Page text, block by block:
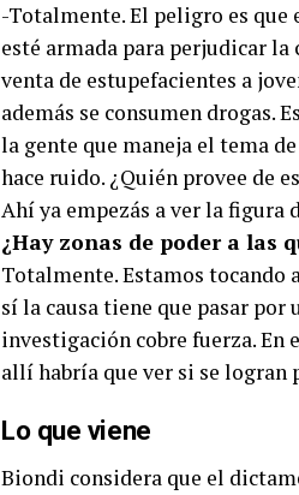
-Totalmente. El peligro es
esté armada para perjudicar la
venta de estupefacientes a
además se consumen drogas.
la gente que maneja el tema
hace ruido. ¿Quién provee de
Ahí ya empezás a ver la figura
¿Hay zonas de poder a las
Totalmente. Estamos tocando
sí la causa tiene que pasar por
investigación cobre fuerza. En
allí habría que ver si se logran
Lo que viene
Biondi considera que el